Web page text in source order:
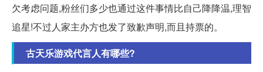
欠考虑问题,粉丝们多少也通过这件事情比自己降降温,理智
追星!不过人家主办方也发了致歉声明,而且持票的。
古天乐游戏代言人有哪些?